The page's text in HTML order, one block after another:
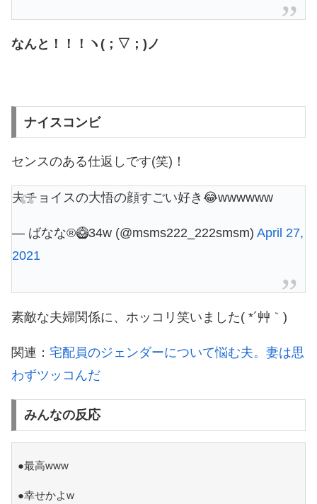
なんと！！！ヽ(；▽；)ノ
ナイスコンビ
センスのある仕返しです(笑)！
夫チョイスの大悟の顔すごい好き😂wwwwww
— ばなな®︎🥝34w (@msms222_222smsm) April 27,
2021
素敵な夫婦関係に、ホッコリ笑いました( *´艸｀)
関連： 宅配員のジェンダーについて悩む夫。妻は思
わずツッコんだ
みんなの反応
●最高www
●幸せかよw